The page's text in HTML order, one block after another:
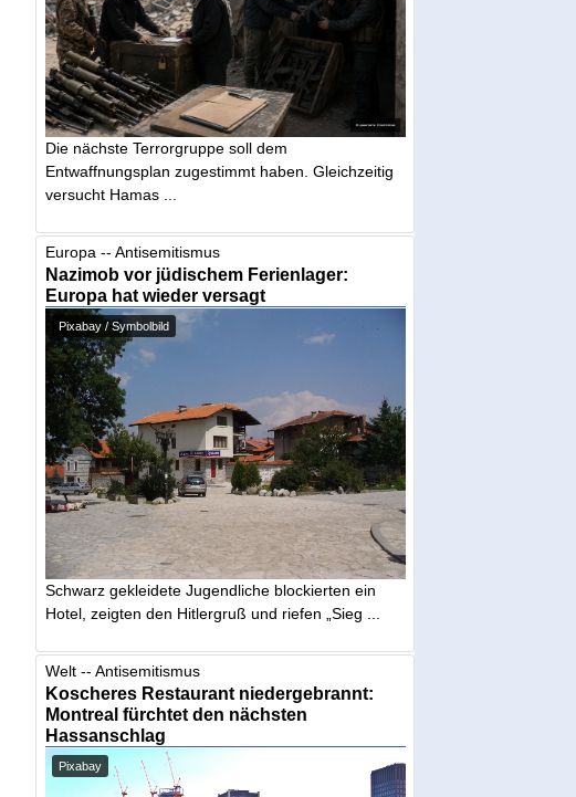
Die nächste Terrorgruppe soll dem
Entwaffnungsplan zugestimmt haben. Gleichzeitig
versucht Hamas ...
Europa -- Antisemitismus
Nazimob vor jüdischem Ferienlager:
Europa hat wieder versagt
Pixabay / Symbolbild
Schwarz gekleidete Jugendliche blockierten ein
Hotel, zeigten den Hitlergruß und riefen „Sieg ...
Welt -- Antisemitismus
Koscheres Restaurant niedergebrannt:
Montreal fürchtet den nächsten
Hassanschlag
Pixabay